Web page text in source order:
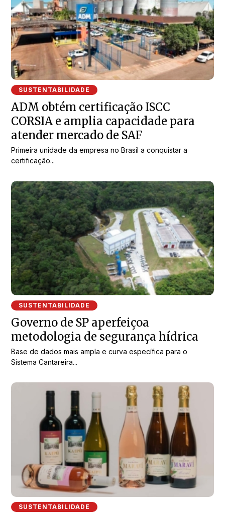
SUSTENTABILIDADE
ADM obtém certificação ISCC
CORSIA e amplia capacidade para
atender mercado de SAF
Primeira unidade da empresa no Brasil a conquistar a
certificação...
SUSTENTABILIDADE
Governo de SP aperfeiçoa
metodologia de segurança hídrica
Base de dados mais ampla e curva específica para o
Sistema Cantareira...
SUSTENTABILIDADE